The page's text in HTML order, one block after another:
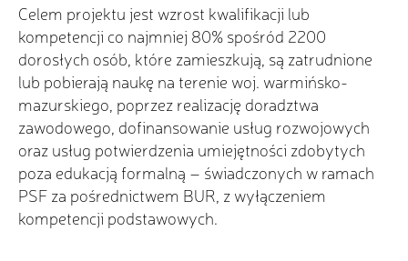
Celem projektu jest wzrost kwalifikacji lub
kompetencji co najmniej 80% spośród 2200
dorosłych osób, które zamieszkują, są zatrudnione
lub pobierają naukę na terenie woj. warmińsko-
mazurskiego, poprzez realizację doradztwa
zawodowego, dofinansowanie usług rozwojowych
oraz usług potwierdzenia umiejętności zdobytych
poza edukacją formalną – świadczonych w ramach
PSF za pośrednictwem BUR, z wyłączeniem
kompetencji podstawowych.